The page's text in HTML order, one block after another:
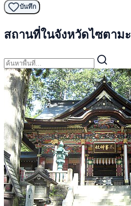
บันทึก
สถานที่ในจังหวัดไซตามะ